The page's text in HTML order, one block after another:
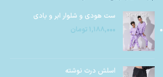
ست هودی و شلوار ابر و بادی
۱,۱۸۸,۰۰۰ تومان
اسلش درث نوشته